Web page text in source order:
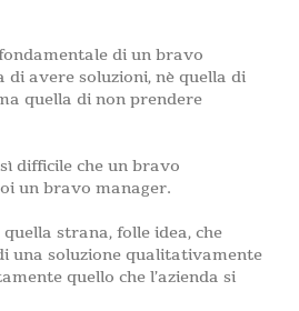
di un bravo
di avere soluzioni, nè quella di
quella di non prendere
difficile che un bravo
un bravo manager.
strana, folle idea, che
una soluzione qualitativamente
quello che l’azienda si